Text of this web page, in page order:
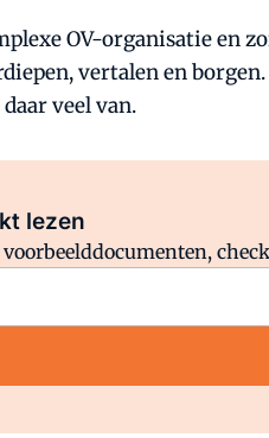
OV-organisatie en
vertalen en
veel van.
lezen